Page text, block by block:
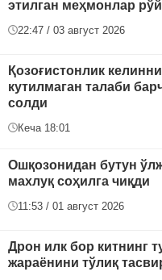
этилган меҳмонлар
22:47 / 03 август 2026
Қозоғистонлик
кутилмаган талаби
солди
Кеча 18:01
Ошқозонидан бутун
махлуқ соҳилга чиқди
11:53 / 01 август 2026
Дрон илк бор китнинг
жараёнини тўлиқ